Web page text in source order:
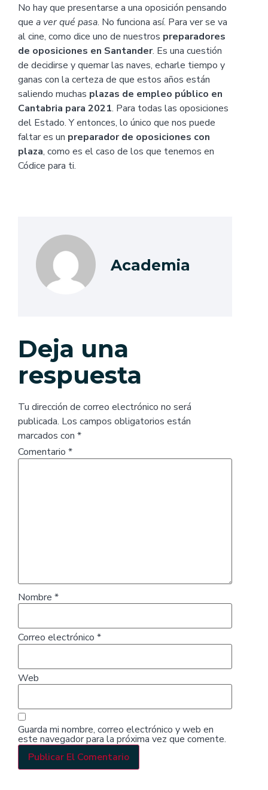
No hay que presentarse a una oposición pensando
que a ver qué pasa. No funciona así. Para ver se va
al cine, como dice uno de nuestros preparadores
de oposiciones en Santander. Es una cuestión
de decidirse y quemar las naves, echarle tiempo y
ganas con la certeza de que estos años están
saliendo muchas plazas de empleo público en
Cantabria para 2021. Para todas las oposiciones
del Estado. Y entonces, lo único que nos puede
faltar es un preparador de oposiciones con
plaza, como es el caso de los que tenemos en
Códice para ti.
Academia
Deja una
respuesta
Tu dirección de correo electrónico no será
publicada. Los campos obligatorios están
marcados con *
Comentario *
Nombre *
Correo electrónico *
Web
Guarda mi nombre, correo electrónico y web en
este navegador para la próxima vez que comente.